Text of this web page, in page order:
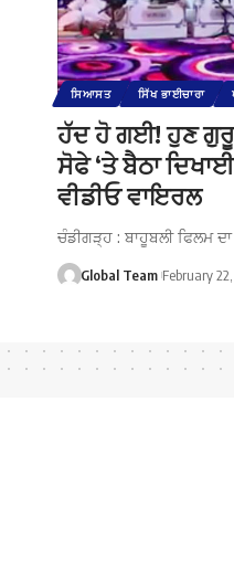
ਸਿਆਸਤ ਸਿੱਖ ਭਾਈਚਾਰਾ
ਹੱਦ ਹੋ ਗਈ! ਹੁਣ ਗੁਰੂ
ਸੋਫੇ ‘ਤੇ ਬੈਠਾ ਦਿਖਾਈ
ਵੀਡੀਓ ਵਾਇਰਲ
ਚੰਡੀਗੜ੍ਹ : ਬਾਹੂਬਲੀ ਫਿਲਮ
Global Team February